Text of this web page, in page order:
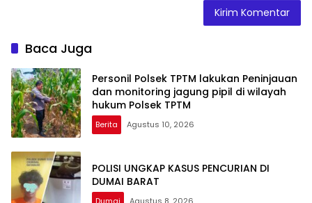
Baca Juga
Personil Polsek TPTM lakukan Peninjauan
dan monitoring jagung pipil di wilayah
hukum Polsek TPTM
Berita Agustus 10, 2026
POLISI UNGKAP KASUS PENCURIAN DI
DUMAI BARAT